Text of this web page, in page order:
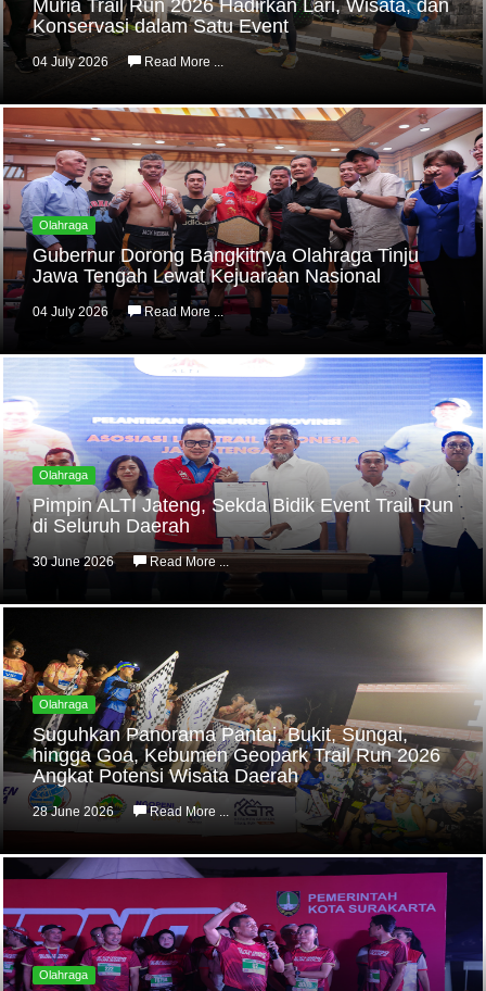
Muria Trail Run 2026 Hadirkan Lari, Wisata, dan
Konservasi dalam Satu Event
04 July 2026 Read More ...
Olahraga
Gubernur Dorong Bangkitnya Olahraga Tinju
Jawa Tengah Lewat Kejuaraan Nasional
04 July 2026 Read More ...
Olahraga
Pimpin ALTI Jateng, Sekda Bidik Event Trail Run
di Seluruh Daerah
30 June 2026 Read More ...
Olahraga
Suguhkan Panorama Pantai, Bukit, Sungai,
hingga Goa, Kebumen Geopark Trail Run 2026
Angkat Potensi Wisata Daerah
28 June 2026 Read More ...
Olahraga